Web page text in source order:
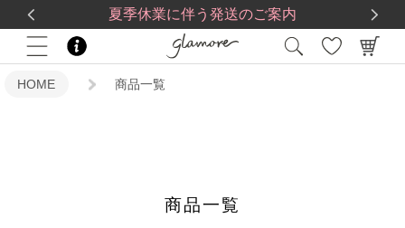
夏季休業に伴う発送のご案内
送料一律560円5,500円(税込)以上で送料無料
HOME 商品一覧
商品一覧